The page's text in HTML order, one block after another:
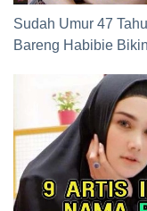
Sudah Umur 47
Bareng Habibie